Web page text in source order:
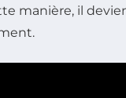
manière, il